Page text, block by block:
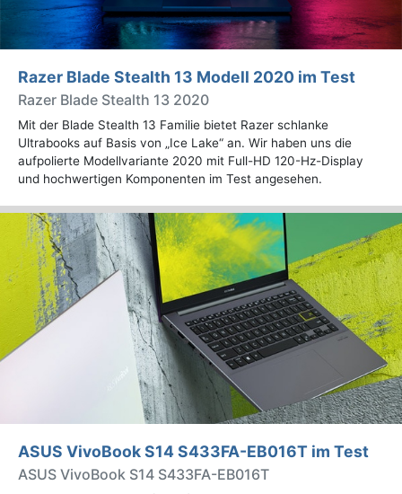
Razer Blade Stealth 13 Modell 2020 im Test
Razer Blade Stealth 13 2020
Mit der Blade Stealth 13 Familie bietet Razer schlanke
Ultrabooks auf Basis von „Ice Lake“ an. Wir haben uns die
aufpolierte Modellvariante 2020 mit Full-HD 120-Hz-Display
und hochwertigen Komponenten im Test angesehen.
ASUS VivoBook S14 S433FA-EB016T im Test
ASUS VivoBook S14 S433FA-EB016T